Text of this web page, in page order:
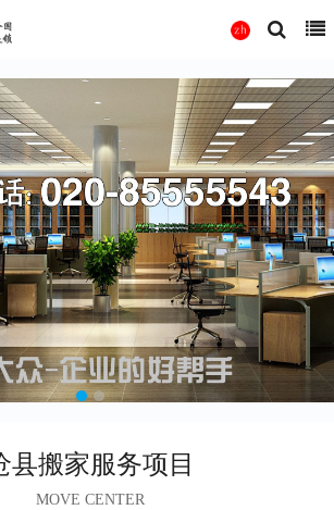
县搬家服务项目
MOVE CENTER